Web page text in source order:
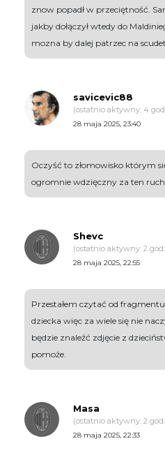
znow popadł w przeciętność.
jakby dołączył wtedy do
mozna by dalej patrzec na
savicevic88
(ostatnio aktywny: 4
28 maja 2025, 23:40
Oczyść to złomowisko którym
ogromnie wdzięczny za ten
Shevc
(ostatnio aktywny: 2
28 maja 2025, 22:55
Przestałem czytać od
dziecka więc za wiele się nie
będzie znaleźć zdjęcie z
pomoże.
Masa
(ostatnio aktywny: 2
28 maja 2025, 22:33